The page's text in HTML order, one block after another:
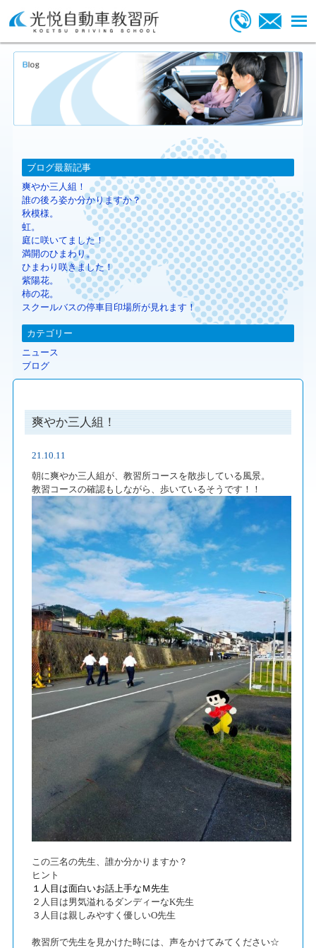
爽やか三人組！
21.10.11
朝に爽やか三人組が、教習所コースを散歩している風景。
教習コースの確認もしながら、歩いているそうです！！
この三名の先生、誰か分かりますか？
ヒント
１人目は面白いお話上手なＭ先生
２人目は男気溢れるダンディーなK先生
３人目は親しみやすく優しいO先生
教習所で先生を見かけた時には、声をかけてみてください☆
ブログ最新記事
爽やか三人組！
誰の後ろ姿か分かりますか？
秋模様。
虹。
庭に咲いてました！
満開のひまわり。
ひまわり咲きました！
紫陽花。
柿の花。
スクールバスの停車目印場所が見れます！
カテゴリー
ニュース
ブログ